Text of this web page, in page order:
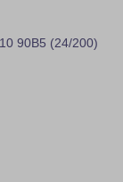
90B5 (24/200)